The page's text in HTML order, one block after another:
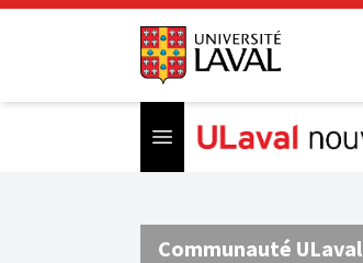
Open menu
Communauté ULaval